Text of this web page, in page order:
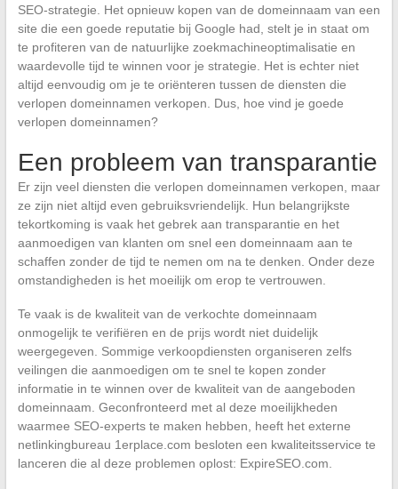
SEO-strategie. Het opnieuw kopen van de domeinnaam van een
site die een goede reputatie bij Google had, stelt je in staat om
te profiteren van de natuurlijke zoekmachineoptimalisatie en
waardevolle tijd te winnen voor je strategie. Het is echter niet
altijd eenvoudig om je te oriënteren tussen de diensten die
verlopen domeinnamen verkopen. Dus, hoe vind je goede
verlopen domeinnamen?
Een probleem van transparantie
Er zijn veel diensten die verlopen domeinnamen verkopen, maar
ze zijn niet altijd even gebruiksvriendelijk. Hun belangrijkste
tekortkoming is vaak het gebrek aan transparantie en het
aanmoedigen van klanten om snel een domeinnaam aan te
schaffen zonder de tijd te nemen om na te denken. Onder deze
omstandigheden is het moeilijk om erop te vertrouwen.
Te vaak is de kwaliteit van de verkochte domeinnaam
onmogelijk te verifiëren en de prijs wordt niet duidelijk
weergegeven. Sommige verkoopdiensten organiseren zelfs
veilingen die aanmoedigen om te snel te kopen zonder
informatie in te winnen over de kwaliteit van de aangeboden
domeinnaam. Geconfronteerd met al deze moeilijkheden
waarmee SEO-experts te maken hebben, heeft het externe
netlinkingbureau 1erplace.com besloten een kwaliteitsservice te
lanceren die al deze problemen oplost: ExpireSEO.com.